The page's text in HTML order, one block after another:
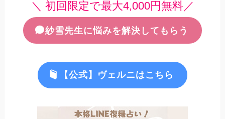
＼ 初回限定で最大4,000円無料／
紗雪先生に悩みを解決してもらう
【公式】ヴェルニはこちら